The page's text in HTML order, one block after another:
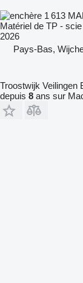
1 613
Matériel de TP -
2026
Pays-Bas,
Troostwijk Veilingen
depuis 8 ans sur